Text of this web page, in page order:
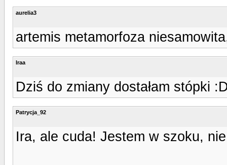
aurelia3
artemis metamorfoza
Iraa
Dziś do zmiany dostałam stópki
Patrycja_92
Ira, ale cuda! Jestem w szoku,